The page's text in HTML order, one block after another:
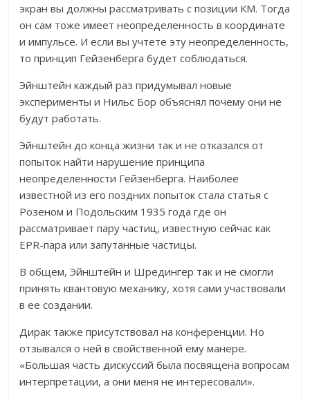
экран вы должны рассматривать с позиции КМ. Тогда
он сам тоже имеет неопределенность в координате
и импульсе. И если вы учтете эту неопределенность,
то принцип Гейзенберга будет соблюдаться.
Эйнштейн каждый раз придумывал новые
эксперименты и Нильс Бор объяснял почему они не
будут работать.
Эйнштейн до конца жизни так и не отказался от
попыток найти нарушение принципа
неопределенности Гейзенберга. Наиболее
известной из его поздних попыток стала статья с
Розеном и Подольским 1935 года где он
рассматривает пару частиц, известную сейчас как
EPR-пара или запутанные частицы.
В общем, Эйнштейн и Шредингер так и не смогли
принять квантовую механику, хотя сами участвовали
в ее создании.
Дирак также присутствовал на конференции. Но
отзывался о ней в свойственной ему манере.
«Большая часть дискуссий была посвящена вопросам
интерпретации, а они меня не интересовали».